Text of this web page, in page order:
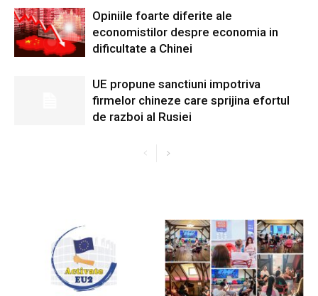
Opiniile foarte diferite ale
economistilor despre economia in
dificultate a Chinei
UE propune sanctiuni impotriva
firmelor chineze care sprijina efortul
de razboi al Rusiei